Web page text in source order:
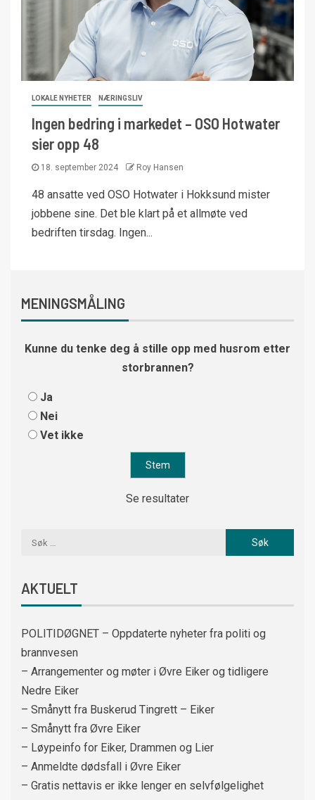
LOKALE NYHETER NÆRINGSLIV
Ingen bedring i markedet – OSO Hotwater
sier opp 48
18. september 2024 Roy Hansen
48 ansatte ved OSO Hotwater i Hokksund mister
jobbene sine. Det ble klart på et allmøte ved
bedriften tirsdag. Ingen...
MENINGSMÅLING
Kunne du tenke deg å stille opp med husrom etter
storbrannen?
Ja
Nei
Vet ikke
Se resultater
AKTUELT
POLITIDØGNET – Oppdaterte nyheter fra politi og
brannvesen
– Arrangementer og møter i Øvre Eiker og tidligere
Nedre Eiker
– Smånytt fra Buskerud Tingrett – Eiker
– Smånytt fra Øvre Eiker
– Løypeinfo for Eiker, Drammen og Lier
– Anmeldte dødsfall i Øvre Eiker
– Gratis nettavis er ikke lenger en selvfølgelighet